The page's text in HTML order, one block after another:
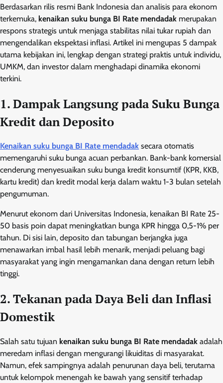
Berdasarkan rilis resmi Bank Indonesia dan analisis para ekonom
terkemuka, kenaikan suku bunga BI Rate mendadak merupakan
respons strategis untuk menjaga stabilitas nilai tukar rupiah dan
mengendalikan ekspektasi inflasi. Artikel ini mengupas 5 dampak
utama kebijakan ini, lengkap dengan strategi praktis untuk individu,
UMKM, dan investor dalam menghadapi dinamika ekonomi
terkini.
1. Dampak Langsung pada Suku Bunga
Kredit dan Deposito
Kenaikan suku bunga BI Rate mendadak secara otomatis
memengaruhi suku bunga acuan perbankan. Bank-bank komersial
cenderung menyesuaikan suku bunga kredit konsumtif (KPR, KKB,
kartu kredit) dan kredit modal kerja dalam waktu 1-3 bulan setelah
pengumuman.
Menurut ekonom dari Universitas Indonesia, kenaikan BI Rate 25-
50 basis poin dapat meningkatkan bunga KPR hingga 0,5-1% per
tahun. Di sisi lain, deposito dan tabungan berjangka juga
menawarkan imbal hasil lebih menarik, menjadi peluang bagi
masyarakat yang ingin mengamankan dana dengan return lebih
tinggi.
2. Tekanan pada Daya Beli dan Inflasi
Domestik
Salah satu tujuan kenaikan suku bunga BI Rate mendadak adalah
meredam inflasi dengan mengurangi likuiditas di masyarakat.
Namun, efek sampingnya adalah penurunan daya beli, terutama
untuk kelompok menengah ke bawah yang sensitif terhadap